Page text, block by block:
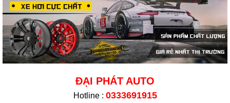
ĐẠI PHÁT AUTO
Hotline : 0333691915